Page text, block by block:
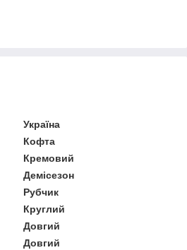
Україна
Кофта
Кремовий
Демісезон
Рубчик
Круглий
Довгий
Довгий